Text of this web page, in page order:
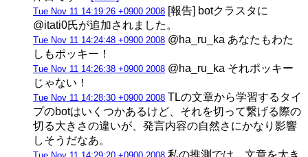
Tue Nov 11 14:19:26 +0900 2008 [報告] botクラスタに
@itati0氏が追加されました。
Tue Nov 11 14:24:48 +0900 2008 @ha_ru_ka あなたもわた
しもポッキー！
Tue Nov 11 14:26:38 +0900 2008 @ha_ru_ka それポッキー
じゃない！
Tue Nov 11 14:28:30 +0900 2008 TLの文章から学習するタイ
プのbotはいくつかあるけど、それを切って繋げる際の
切る大きさの違いが、発言内容の自然さにかなり影響
しそうだなあ。
私の推測では、文章を大き